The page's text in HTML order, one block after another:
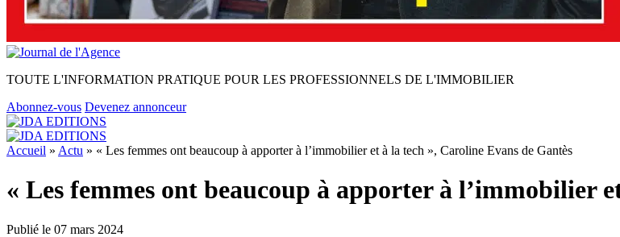
TOUTE L'INFORMATION PRATIQUE POUR LES PROFESSIONNELS DE L'IMMOBILIER
Abonnez-vous Devenez annonceur
Accueil » Actu » « Les femmes ont beaucoup à apporter à l’immobilier et à la tech », Caroline Evans de Gantès
« Les femmes ont beaucoup à apporter à l’immobilier
Publié le 07 mars 2024